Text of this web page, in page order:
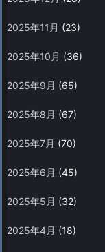
2025年11月 (23)
2025年10月 (36)
2025年9月 (65)
2025年8月 (67)
2025年7月 (70)
2025年6月 (45)
2025年5月 (32)
2025年4月 (18)